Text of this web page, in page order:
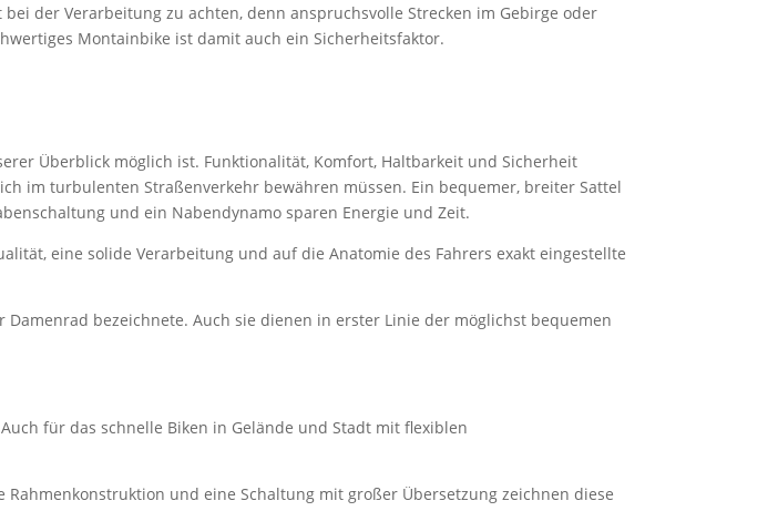
der Verarbeitung zu achten, denn anspruchsvolle Strecken im Gebirge oder
Montainbike ist damit auch ein Sicherheitsfaktor.
Überblick möglich ist. Funktionalität, Komfort, Haltbarkeit und Sicherheit
im turbulenten Straßenverkehr bewähren müssen. Ein bequemer, breiter Sattel
und ein Nabendynamo sparen Energie und Zeit.
eine solide Verarbeitung und auf die Anatomie des Fahrers exakt eingestellte
bezeichnete. Auch sie dienen in erster Linie der möglichst bequemen
für das schnelle Biken in Gelände und Stadt mit flexiblen
und eine Schaltung mit großer Übersetzung zeichnen diese